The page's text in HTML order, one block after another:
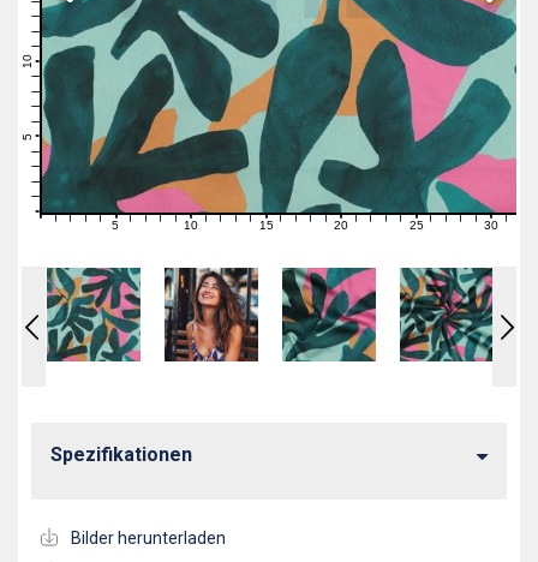
2
4
7
9
10
11
12
13
14
1 2 3 4 5 6 7 89 11121314 15 161718192021222324 26272829 30 31
Spezifikationen
Bilder herunterladen